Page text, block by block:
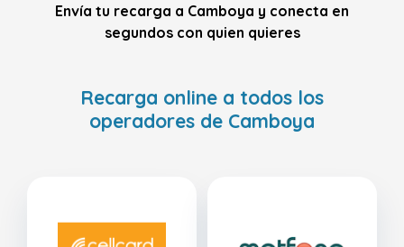
Envía tu recarga a Camboya y conecta en
segundos con quien quieres
Recarga online a todos los
operadores de Camboya